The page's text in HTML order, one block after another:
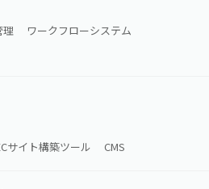
理
ワークフローシステム
サイト構築ツール CMS